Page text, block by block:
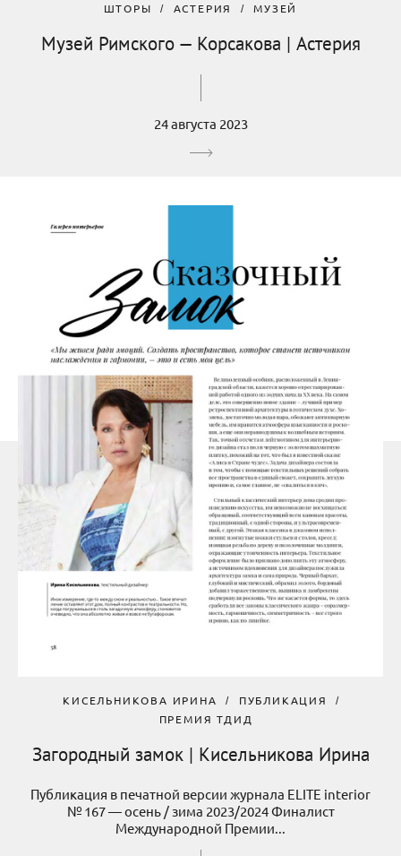
ШТОРЫ АСТЕРИЯ МУЗЕЙ
Музей Римского — Корсакова | Астерия
24 августа 2023
КИСЕЛЬНИКОВА ИРИНА
ПУБЛИКАЦИЯ
ПРЕМИЯ ТДИД
Загородный замок | Кисельникова Ирина
Публикация в печатной версии журнала ELITE interior
№ 167 — осень / зима 2023/2024 Финалист
Международной Премии...